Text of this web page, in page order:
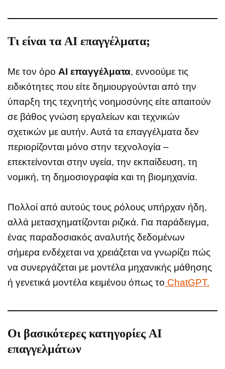
Τι είναι τα AI επαγγέλματα;
Με τον όρο AI επαγγέλματα, εννοούμε τις
ειδικότητες που είτε δημιουργούνται από την
ύπαρξη της τεχνητής νοημοσύνης είτε απαιτούν
σε βάθος γνώση εργαλείων και τεχνικών
σχετικών με αυτήν. Αυτά τα επαγγέλματα δεν
περιορίζονται μόνο στην τεχνολογία –
επεκτείνονται στην υγεία, την εκπαίδευση, τη
νομική, τη δημοσιογραφία και τη βιομηχανία.
Πολλοί από αυτούς τους ρόλους υπήρχαν ήδη,
αλλά μετασχηματίζονται ριζικά. Για παράδειγμα,
ένας παραδοσιακός αναλυτής δεδομένων
σήμερα ενδέχεται να χρειάζεται να γνωρίζει πώς
να συνεργάζεται με μοντέλα μηχανικής μάθησης
ή γενετικά μοντέλα κειμένου όπως το ChatGPT.
Οι βασικότερες κατηγορίες AI
επαγγελμάτων